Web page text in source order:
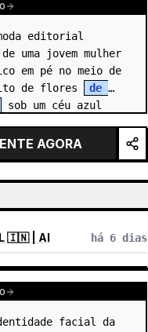
editorial
uma jovem mulher
em pé no meio de
de flores
de
sob um céu azul
ângulo ligeirame…
AGORA
🇮🇳 | AI há 6 dias
facial da